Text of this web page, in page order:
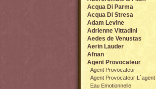
Acqua Di Parma
Acqua Di Stresa
Adam Levine
Adrienne Vittadini
Aedes de Venustas
Aerin Lauder
Afnan
Agent Provocateur
Agent Provocateur
Agent Provocateur L`agent
Eau Emotionnelle